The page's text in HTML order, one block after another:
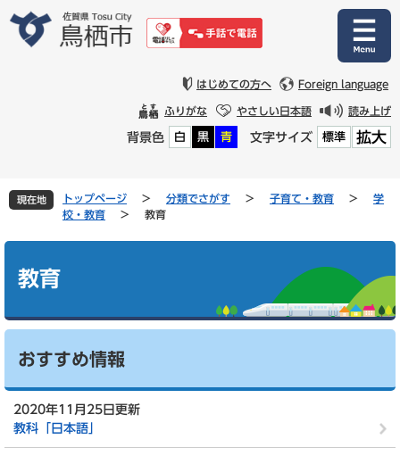
文
はじめての方へ Foreign language
ふりがな やさしい日本語 読み上げ
背景色 白 黒 青 文字サイズ 標準 拡大
現在地 トップページ > 分類でさがす > 子育て・教育 >
学
校・教育
> 教育
教育
おすすめ情報
2020年11月25日更新
教科「日本語」